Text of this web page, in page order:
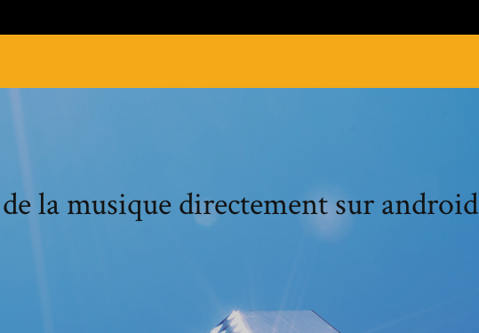
la musique directement sur android